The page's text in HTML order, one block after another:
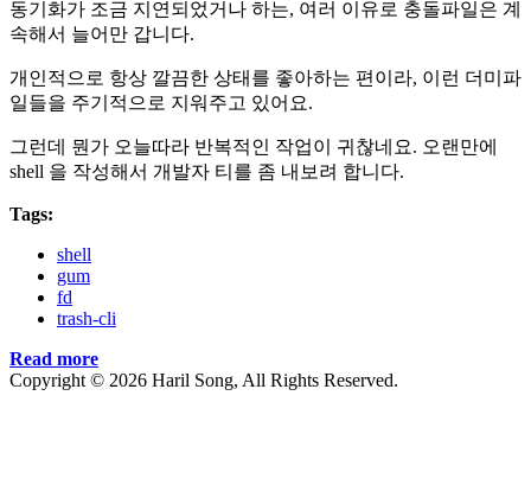
동기화가 조금 지연되었거나 하는, 여러 이유로 충돌파일은 계
속해서 늘어만 갑니다.
개인적으로 항상 깔끔한 상태를 좋아하는 편이라, 이런 더미파
일들을 주기적으로 지워주고 있어요.
그런데 뭔가 오늘따라 반복적인 작업이 귀찮네요. 오랜만에
shell 을 작성해서 개발자 티를 좀 내보려 합니다.
Tags:
shell
gum
fd
trash-cli
Read more
Copyright © 2026 Haril Song, All Rights Reserved.